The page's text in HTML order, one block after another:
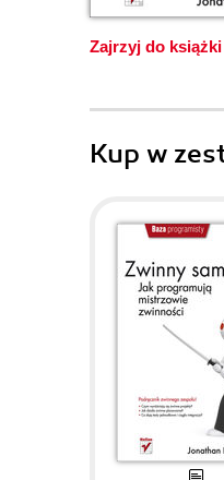
Zajrzyj do książki
Kup w